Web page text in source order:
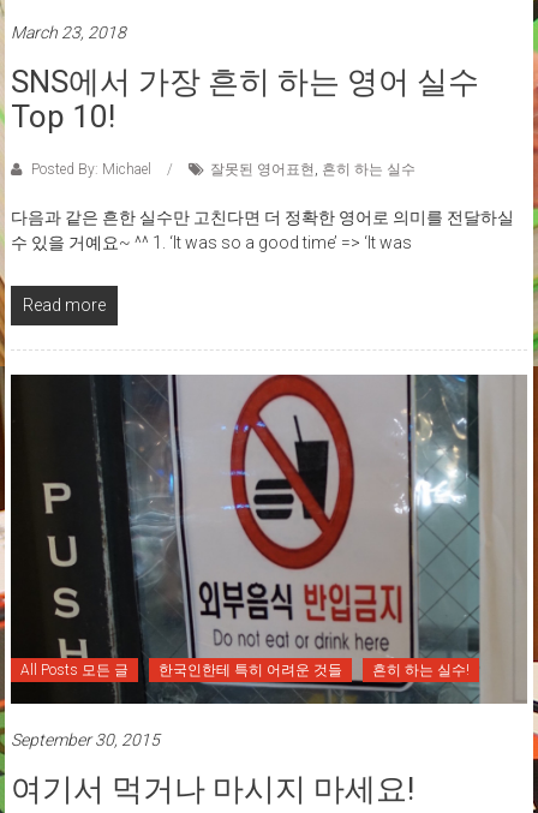
March 23, 2018
SNS에서 가장 흔히 하는 영어 실수
Top 10!
Posted By: Michael 잘못된 영어표현 , 흔히 하는 실수
다음과 같은 흔한 실수만 고친다면 더 정확한 영어로 의미를 전달하실
수 있을 거예요~ ^^ 1. ‘It was so a good time’ => ‘It was
Read more
All Posts 모든 글 한국인한테 특히 어려운 것들 흔히 하는 실수!
September 30, 2015
여기서 먹거나 마시지 마세요!